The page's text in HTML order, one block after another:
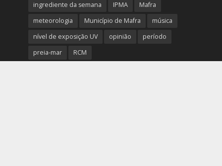
ingrediente da semana
IPMA
Mafra
meteorologia
Município de Mafra
música
nível de exposição UV
opinião
período
preia-mar
RCM